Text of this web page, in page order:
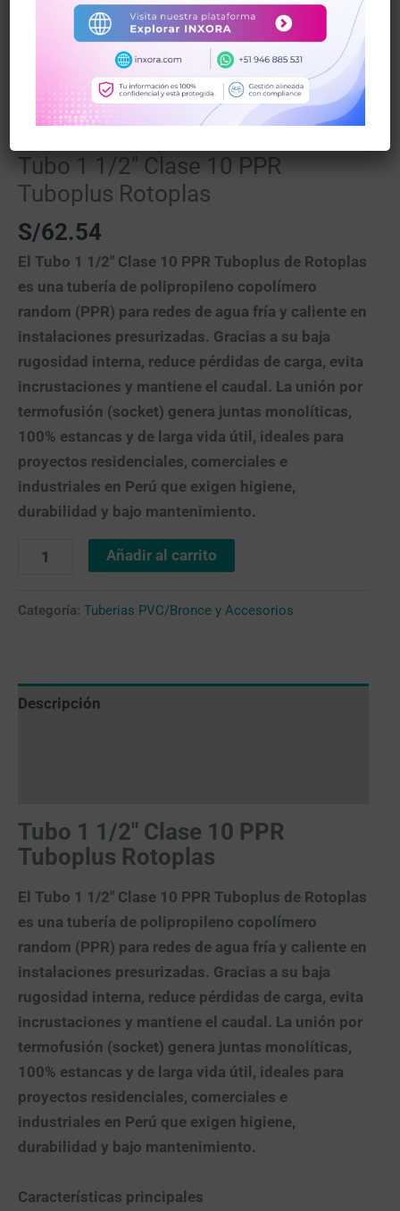
Tuberias PVC/Bronce y Accesorios
/ Tubo 1
1/2″ Clase 10 PPR Tuboplus Rotoplas
Tuberias PVC/Bronce y Accesorios
Tubo 1 1/2″ Clase 10 PPR
Tuboplus Rotoplas
S/62.54
El Tubo 1 1/2″ Clase 10 PPR Tuboplus de Rotoplas
es una tubería de polipropileno copolímero
random (PPR) para redes de agua fría y caliente en
instalaciones presurizadas. Gracias a su baja
rugosidad interna, reduce pérdidas de carga, evita
incrustaciones y mantiene el caudal. La unión por
termofusión (socket) genera juntas monolíticas,
100% estancas y de larga vida útil, ideales para
proyectos residenciales, comerciales e
industriales en Perú que exigen higiene,
durabilidad y bajo mantenimiento.
Añadir al carrito
Categoría: Tuberias PVC/Bronce y Accesorios
Descripción
Tubo 1 1/2″ Clase 10 PPR
Tuboplus Rotoplas
El Tubo 1 1/2″ Clase 10 PPR Tuboplus de Rotoplas
es una tubería de polipropileno copolímero
random (PPR) para redes de agua fría y caliente en
instalaciones presurizadas. Gracias a su baja
rugosidad interna, reduce pérdidas de carga, evita
incrustaciones y mantiene el caudal. La unión por
termofusión (socket) genera juntas monolíticas,
100% estancas y de larga vida útil, ideales para
proyectos residenciales, comerciales e
industriales en Perú que exigen higiene,
durabilidad y bajo mantenimiento.
Características principales